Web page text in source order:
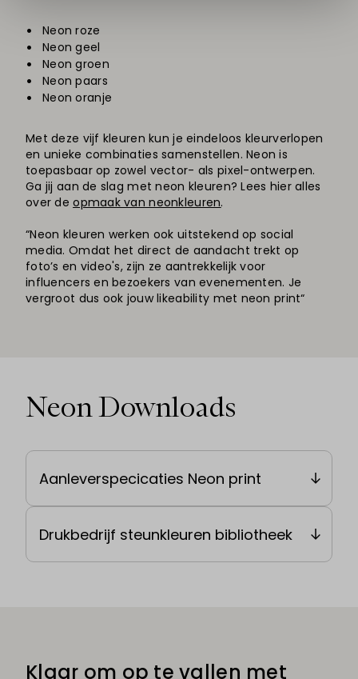
Neon roze
Neon geel
Neon groen
Neon paars
Neon oranje
Met deze vijf kleuren kun je eindeloos kleurverlopen
en unieke combinaties samenstellen. Neon is
toepasbaar op zowel vector- als pixel-ontwerpen.
Ga jij aan de slag met neon kleuren? Lees hier alles
over deopmaak van neonkleuren.
“Neon kleuren werken ook uitstekend op social
media. Omdat het direct de aandacht trekt op
foto’s en video's, zijn ze aantrekkelijk voor
influencers en bezoekers van evenementen. Je
vergroot dus ook jouw likeability met neon print“
Neon Downloads
Aanleverspecicaties Neon print
Drukbedrijf steunkleuren bibliotheek
Klaar om op te vallen met